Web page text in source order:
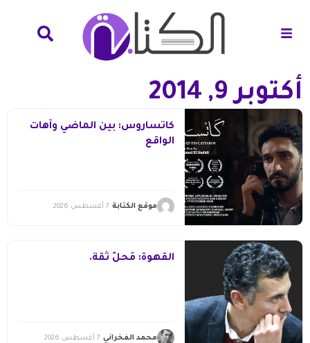
أكتوبر 9, 2014
كاتساروس: بين الماضي وآهات
الواقع
موقع الكتابة 7 أغسطس 2026
القهوة: مَحلُّ ثقة.
محمد الفخراني 7 أغسطس 2026